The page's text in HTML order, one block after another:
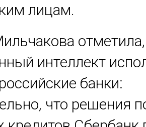
лицам.
интеллект
банки:
что решения